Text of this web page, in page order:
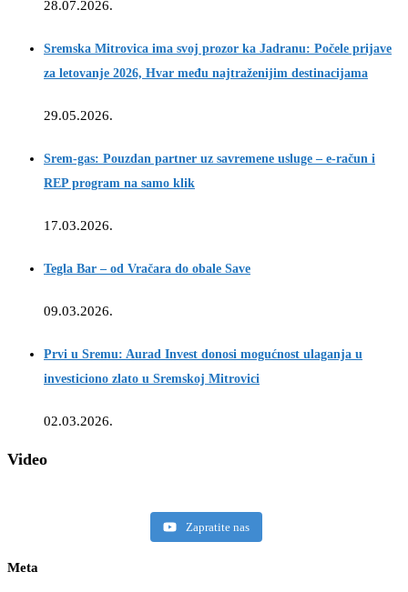
28.07.2026.
Sremska Mitrovica ima svoj prozor ka Jadranu: Počele prijave
za letovanje 2026, Hvar među najtraženijim destinacijama
29.05.2026.
Srem-gas: Pouzdan partner uz savremene usluge – e-račun i
REP program na samo klik
17.03.2026.
Tegla Bar – od Vračara do obale Save
09.03.2026.
Prvi u Sremu: Aurad Invest donosi mogućnost ulaganja u
investiciono zlato u Sremskoj Mitrovici
02.03.2026.
Video
Zapratite nas
Meta